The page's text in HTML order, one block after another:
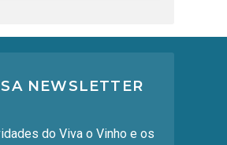
NEWSLETTER
do Viva o Vinho e os